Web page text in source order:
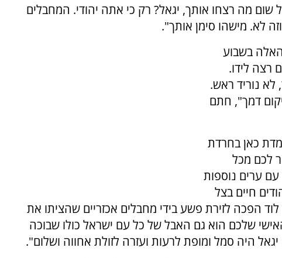
שום מה רצחו אותך, יגאל? רק כי אתה יהודי. המחבלים
לא. מישהו סימן אותך".
בשבוע
רצה לידו.
לא נוריד ראש.
דמך", חתם
כאן בחרדת
לכם מכל
ערים נוספות
חיים בצל
הפכה לזירת פשע בידי מחבלים אכזריים שהציתו את
שלכם הוא גם האבל של כל עם ישראל כולו שבוכה
היה סמל ומופת לרעות ועזרה לזולת אחווה ושלום".